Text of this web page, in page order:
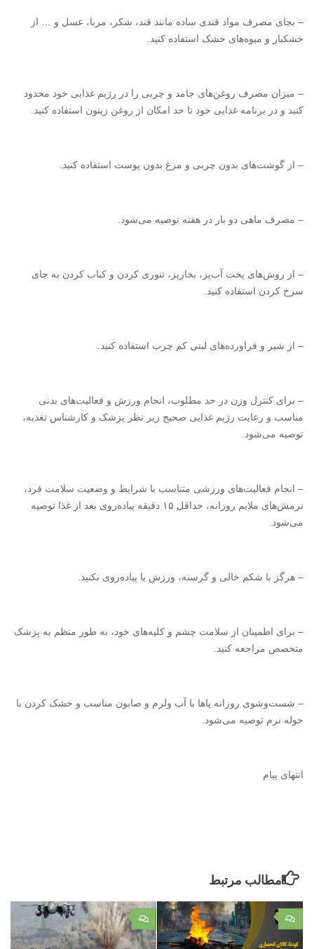
– بجای مصرف مواد قندی ساده مانند قند، شکر، مربا، عسل و … از
خشکبار و میوه‌های خشک استفاده کنید.
– میزان مصرف روغن‌های جامد و چربی را در رژیم غذایی خود محدود
کنید و در برنامه غذایی خود تا حد امکان از روغن زیتون استفاده کنید.
– از گوشت‌های بدون چربی و مرغ بدون پوست استفاده کنید.
– مصرف ماهی دو بار در هفته توصیه می‌شود.
– از روش‌های پخت آب‌پز، بخارپز، تنوری کردن و کباب کردن به جای
سرخ کردن استفاده کنید.
– از شیر و فراورده‌های لبنی کم چرب استفاده کنید.
– برای کنترل وزن در حد مطلوب، انجام ورزش و فعالیت‌های بدنی
مناسب و رعایت رژیم غذایی صحیح زیر نظر پزشک و کارشناس تغذیه،
توصیه می‌شود.
– انجام فعالیت‌های ورزشی متناسب با شرایط و وضعیت سلامت فرد،
نرمش‌های ملایم روزانه، حداقل ۱۵ دقیقه پیاده‌روی بعد از غذا توصیه
می‌شود.
– هرگز با شکم خالی و گرسنه، ورزش یا پیاده‌روی نکنید.
– برای اطمینان از سلامت چشم و کلیه‌های خود، به طور منظم به پزشک
متخصص مراجعه کنید.
– شست‌وشوی روزانه پاها با آب ولرم و صابون مناسب و خشک کردن با
حوله نرم توصیه می‌شود.
انتهای پیام
مطالب مرتبط
۰ ۰